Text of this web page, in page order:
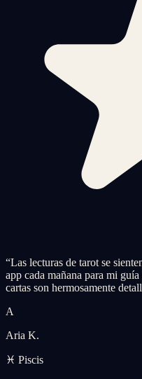
“Las lecturas de tarot se
app cada mañana para mi
cartas son hermosamente
A
Aria K.
♓ Piscis